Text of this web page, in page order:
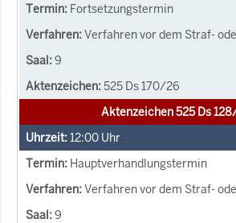
Fortsetzungstermin
Verfahren vor dem Straf-
9
525 Ds 170/26
Aktenzeichen 525 Ds
12:00 Uhr
Hauptverhandlungstermin
Verfahren vor dem Straf-
9